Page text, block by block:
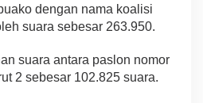
dengan nama koalisi
suara sebesar 263.950.
suara antara paslon nomor
2 sebesar 102.825 suara.